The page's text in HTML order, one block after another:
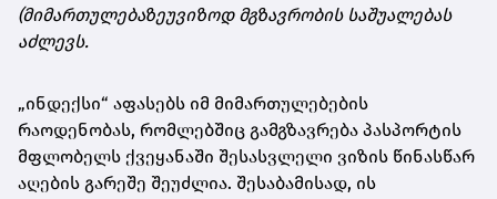
(მიმართულებაზეუვიზოდ მგზავრობის საშუალებას
აძლევს.
„ინდექსი“ აფასებს იმ მიმართულებების
რაოდენობას, რომლებშიც გამგზავრება პასპორტის
მფლობელს ქვეყანაში შესასვლელი ვიზის წინასწარ
აღების გარეშე შეუძლია. შესაბამისად, ის